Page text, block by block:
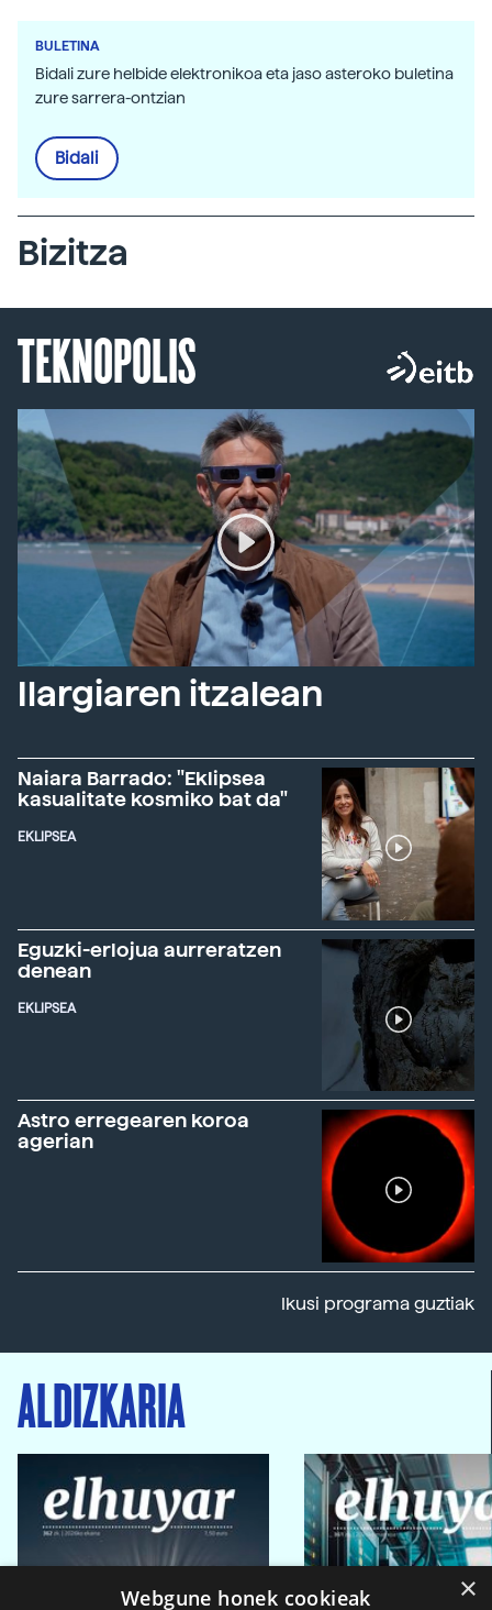
BULETINA
Bidali zure helbide elektronikoa eta jaso asteroko buletina
zure sarrera-ontzian
Bidali
Bizitza
TEKNOPOLIS
Ilargiaren itzalean
Naiara Barrado: "Eklipsea
kasualitate kosmiko bat da"
EKLIPSEA
Eguzki-erlojua aurreratzen
denean
EKLIPSEA
Astro erregearen koroa
agerian
Ikusi programa guztiak
ALDIZKARIA
×
Webgune honek cookieak